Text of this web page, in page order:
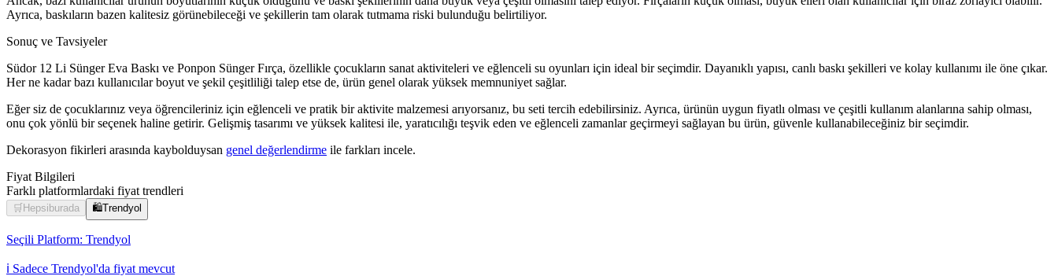
Ayrıca, baskıların bazen kalitesiz görünebileceği ve şekillerin tam olarak tutmama riski bulunduğu belirtiliyor.
Sonuç ve Tavsiyeler
Südor 12 Li Sünger Eva Baskı ve Ponpon Sünger Fırça, özellikle çocukların sanat aktiviteleri ve eğlenceli su oyunları için ideal bir seçimdir. Dayanıklı yapısı, canlı baskı şekilleri ve kolay kullanımı ile öne çıkar.
Her ne kadar bazı kullanıcılar boyut ve şekil çeşitliliği talep etse de, ürün genel olarak yüksek memnuniyet sağlar.
Eğer siz de çocuklarınız veya öğrencileriniz için eğlenceli ve pratik bir aktivite malzemesi arıyorsanız, bu seti tercih edebilirsiniz. Ayrıca, ürünün uygun fiyatlı olması ve çeşitli kullanım alanlarına sahip olması,
onu çok yönlü bir seçenek haline getirir. Gelişmiş tasarımı ve yüksek kalitesi ile, yaratıcılığı teşvik eden ve eğlenceli zamanlar geçirmeyi sağlayan bu ürün, güvenle kullanabileceğiniz bir seçimdir.
Dekorasyon fikirleri arasında kaybolduysan genel değerlendirme ile farkları incele.
Fiyat Bilgileri
Farklı platformlardaki fiyat trendleri
🛒 Hepsiburada 🛍️Trendyol
Seçili Platform: Trendyol
ℹ️ Sadece Trendyol'da fiyat mevcut